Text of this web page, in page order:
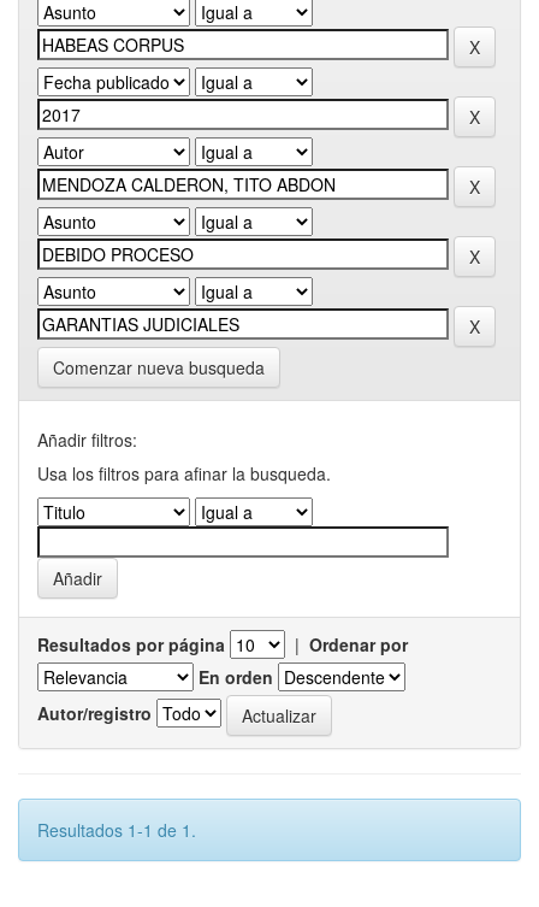
Comenzar nueva busqueda
Añadir filtros:
Usa los filtros para afinar la busqueda.
Resultados por página | Ordenar por
En orden
Autor/registro
Resultados 1-1 de 1.